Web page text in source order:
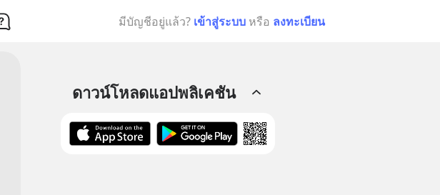
มีบัญชีอยู่แล้ว? เข้าสู่ระบบ หรือ ลงทะเบียน
ดาวน์โหลดแอปพลิเคชัน